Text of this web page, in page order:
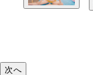
次へ